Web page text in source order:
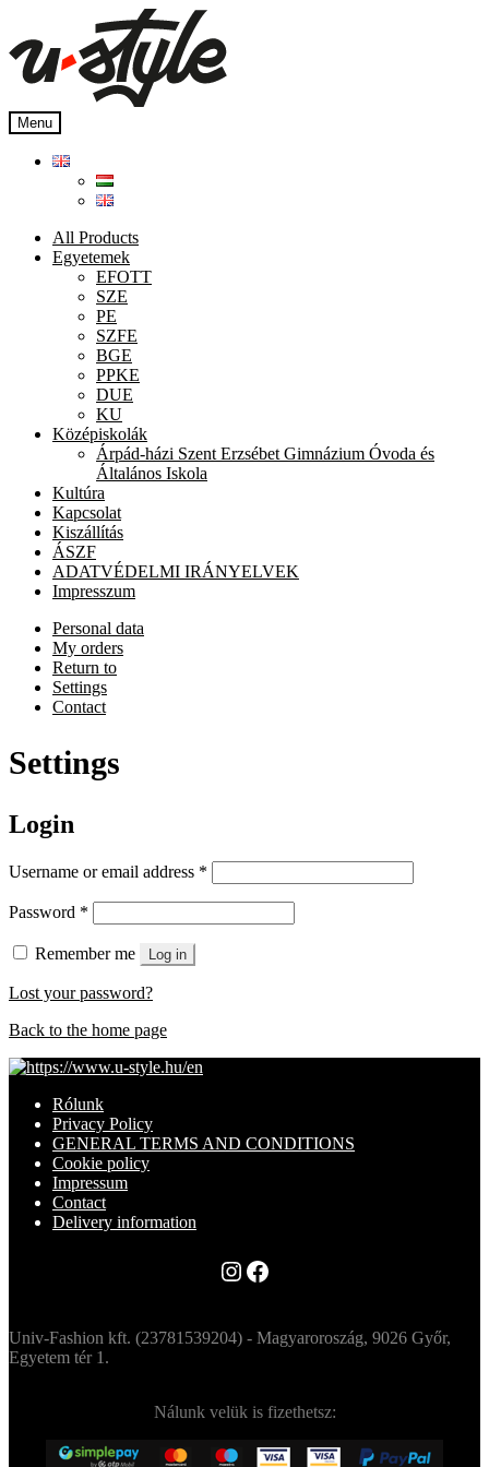
navigation
content
Menu
All Products
Egyetemek
EFOTT
SZE
PE
SZFE
BGE
PPKE
DUE
KU
Középiskolák
Árpád-házi Szent Erzsébet Gimnázium Óvoda és
Általános Iskola
Kultúra
Kapcsolat
Kiszállítás
ÁSZF
ADATVÉDELMI IRÁNYELVEK
Impresszum
Personal data
My orders
Return to
Settings
Contact
Settings
Login
Username or email address *
Password *
Remember me Log in
Lost your password?
Back to the home page
Rólunk
Privacy Policy
GENERAL TERMS AND CONDITIONS
Cookie policy
Impressum
Contact
Delivery information
Instagram
Facebook
Univ-Fashion kft. (23781539204) - Magyaroroszág, 9026 Győr,
Egyetem tér 1.
Nálunk velük is fizethetsz: